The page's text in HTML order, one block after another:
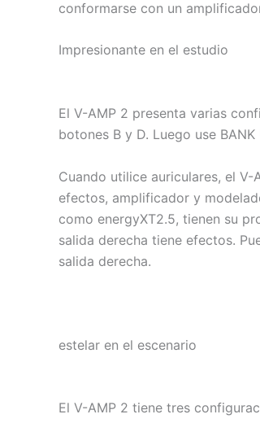
conformarse con un
Impresionante en el estudio
El V-AMP 2 presenta varias
botones B y D. Luego use
Cuando utilice auriculares, el
efectos, amplificador y
como energyXT2.5, tienen su
salida derecha tiene efectos.
salida derecha.
estelar en el escenario
El V-AMP 2 tiene tres